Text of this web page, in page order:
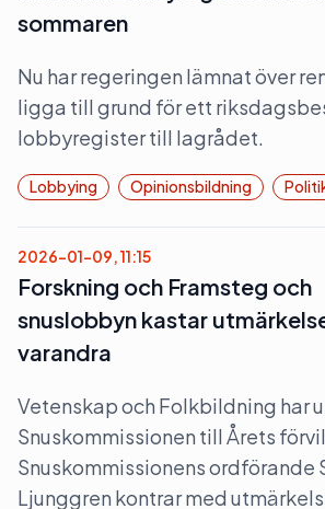
sommaren
Nu har regeringen lämnat över
ligga till grund för ett
lobbyregister till lagrådet.
Lobbying Opinionsbildning
2026-01-09, 11:15
Forskning och Framsteg och
snuslobbyn kastar
varandra
Vetenskap och Folkbildning har
Snuskommissionen till Årets
Snuskommissionens ordförande
Ljunggren kontrar med